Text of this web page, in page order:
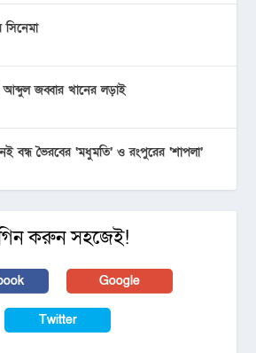
আব্দুল জব্বার খানের লড়াই
বন্ধ ভৈরবের ‘মধুমতি’ ও রংপুরের ‘শাপলা’
করুন সহজেই!
Google
Twitter